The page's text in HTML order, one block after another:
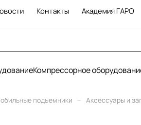
Контакты Академия ГАРО
Компрессорное
подъемники – Аксессуары и